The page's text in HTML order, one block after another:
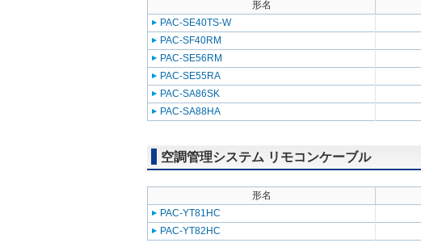
形名
PAC-SE40TS-W
PAC-SF40RM
PAC-SE56RM
PAC-SE55RA
PAC-SA86SK
PAC-SA88HA
空調管理システム リモコンケーブル
形名
PAC-YT81HC
PAC-YT82HC